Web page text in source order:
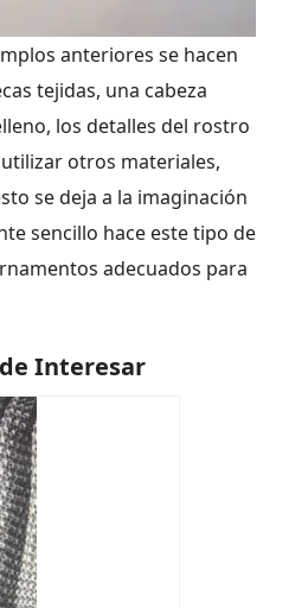
anteriores se hacen
tejidas, una cabeza
los detalles del rostro
otros materiales,
se deja a la imaginación
sencillo hace este tipo de
adecuados para
Interesar